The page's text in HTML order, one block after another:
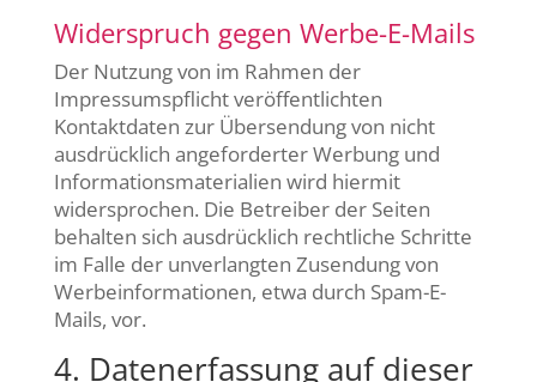
Widerspruch gegen Werbe-E-Mails
Der Nutzung von im Rahmen der
Impressumspflicht veröffentlichten
Kontaktdaten zur Übersendung von nicht
ausdrücklich angeforderter Werbung und
Informationsmaterialien wird hiermit
widersprochen. Die Betreiber der Seiten
behalten sich ausdrücklich rechtliche Schritte
im Falle der unverlangten Zusendung von
Werbeinformationen, etwa durch Spam-E-
Mails, vor.
4. Datenerfassung auf dieser